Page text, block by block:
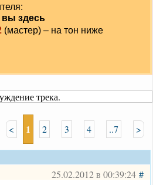
вы здесь
(мастер) – на тон ниже
трека.
< 1 2 3 4 ..7 >
25.02.2012 в 00:39:24#